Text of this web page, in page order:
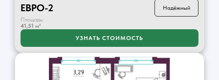
ЕВРО-2
Надёжный
Площадь:
41,51 м²
УЗНАТЬ СТОИМОСТЬ